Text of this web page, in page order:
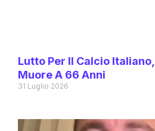
Lutto Per Il Calcio
Muore A 66 Anni
31 Luglio 2026